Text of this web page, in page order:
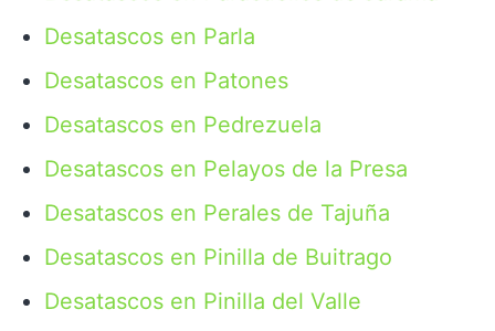
Desatascos en Parla
Desatascos en Patones
Desatascos en Pedrezuela
Desatascos en Pelayos de la Presa
Desatascos en Perales de Tajuña
Desatascos en Pinilla de Buitrago
Desatascos en Pinilla del Valle